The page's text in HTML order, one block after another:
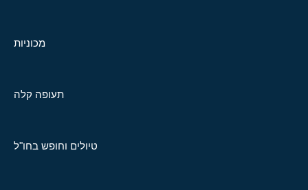
מכוניות
תעופה קלה
טיולים וחופש בחו"ל